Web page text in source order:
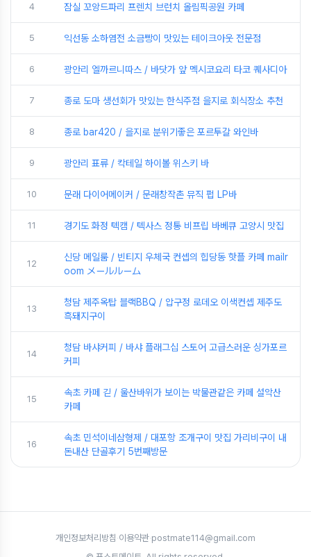
4 잠실 꼬앙드파리 프렌치 브런치 올림픽공원 카페
5 익선동 소하염전 소금빵이 맛있는 테이크아웃 전문점
6 광안리 엘까르니따스 / 바닷가 앞 멕시코요리 타코 퀘사디아
7 종로 도마 생선회가 맛있는 한식주점 을지로 회식장소 추천
8 종로 bar420 / 을지로 분위기좋은 포르투갈 와인바
9 광안리 표류 / 칵테일 하이볼 위스키 바
10 문래 다이어메이커 / 문래창작촌 뮤직 펍 LP바
11 경기도 화정 텍캠 / 텍사스 정통 비프립 바베큐 고양시 맛집
12
신당 메일룸 / 빈티지 우체국 컨셉의 힙당동 핫플 카페 mailr
oom メールルーム
13
청담 제주옥탑 블랙BBQ / 압구정 로데오 이색컨셉 제주도
흑돼지구이
14
청담 바샤커피 / 바샤 플래그십 스토어 고급스러운 싱가포르
커피
15
속초 카페 긷 / 울산바위가 보이는 박물관같은 카페 설악산
카페
16
속초 민석이네삼형제 / 대포항 조개구이 맛집 가리비구이 내
돈내산 단골후기 5번째방문
개인정보처리방침 ·이용약관·postmate114@gmail.com